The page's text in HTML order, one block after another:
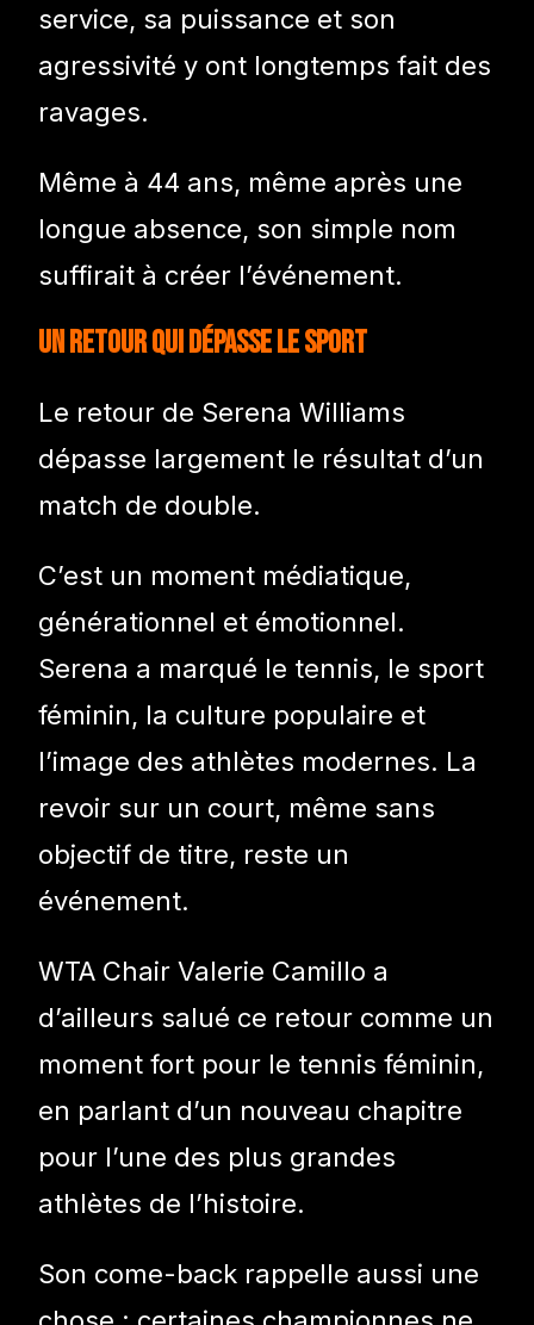
service, sa puissance et son
agressivité y ont longtemps fait des
ravages.
Même à 44 ans, même après une
longue absence, son simple nom
suffirait à créer l’événement.
Un retour qui dépasse le sport
Le retour de Serena Williams
dépasse largement le résultat d’un
match de double.
C’est un moment médiatique,
générationnel et émotionnel.
Serena a marqué le tennis, le sport
féminin, la culture populaire et
l’image des athlètes modernes. La
revoir sur un court, même sans
objectif de titre, reste un
événement.
WTA Chair Valerie Camillo a
d’ailleurs salué ce retour comme un
moment fort pour le tennis féminin,
en parlant d’un nouveau chapitre
pour l’une des plus grandes
athlètes de l’histoire.
Son come-back rappelle aussi une